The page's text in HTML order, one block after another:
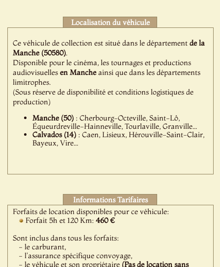
Localisation du véhicule
Ce véhicule de collection est situé dans le départementde la
Manche (50580).
Disponible pour le cinéma, les tournages et productions
audiovisuellesen Mancheainsi que dans les départements
limitrophes.
(Sous réserve de disponibilité et conditions logistiques de
production)
Manche (50) : Cherbourg-Octeville, Saint-Lô,
Équeurdreville-Hainneville, Tourlaville, Granville...
Calvados (14) : Caen, Lisieux, Hérouville-Saint-Clair,
Bayeux, Vire...
Informations Tarifaires
Forfaits de location disponibles pour ce véhicule:
Forfait 5h et 120 Km:460 €
Sont inclus dans tous les forfaits:
- le carburant,
- l'assurance spécifique convoyage,
- le véhicule et son propriétaire (Pas de location sans